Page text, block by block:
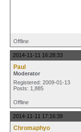
Offline
2014-11-11 16:28:33
Paul
Moderator
Registered: 2009-01-13
Posts: 1,885
Offline
2014-11-11 17:16:39
Chromaphyo